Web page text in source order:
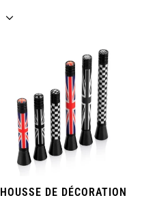
HOUSSE DE DÉCORATION